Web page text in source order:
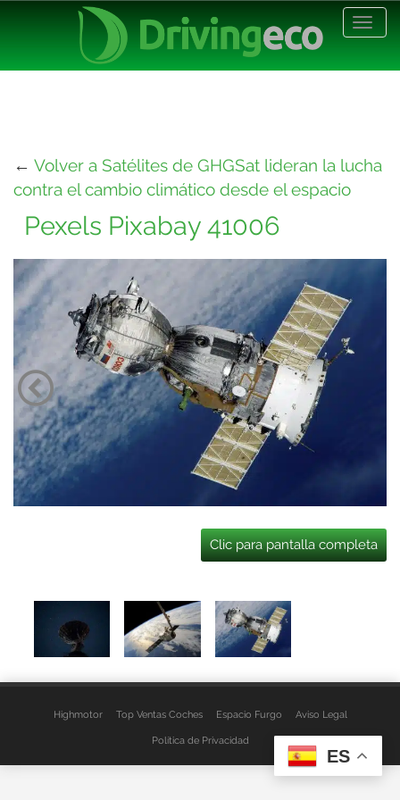
← Volver a Satélites de GHGSat lideran la lucha
contra el cambio climático desde el espacio
Pexels Pixabay 41006
Clic para pantalla completa
Highmotor Top Ventas Coches Espacio Furgo Aviso Legal
Política de Privacidad
ES